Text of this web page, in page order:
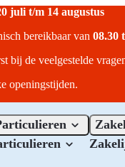
juli t/m 14 augustus
bereikbaar van 08.30
bij de veelgestelde
openingstijden.